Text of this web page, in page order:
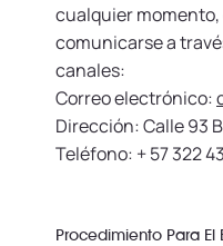
cualquier
comunicarse a
canales:
Correo electrónico:
Dirección: Calle 93
Teléfono: + 57 322
Procedimiento Para